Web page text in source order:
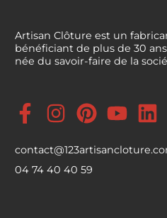
Artisan Clôture est un
bénéficiant de plus de 30
née du savoir-faire de la
04 74 40 40 59